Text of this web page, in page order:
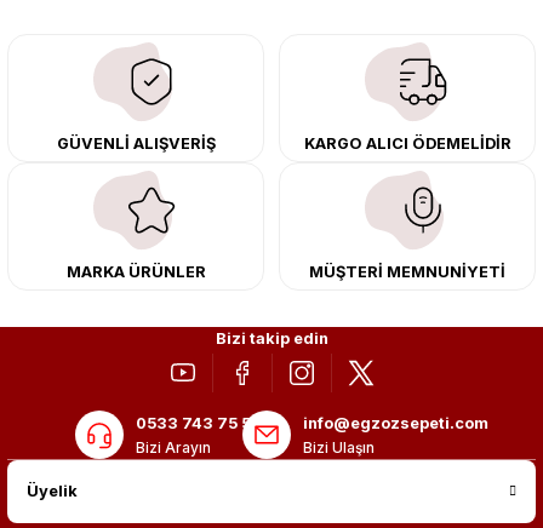
çıkma orijinal ürünler ile yenileyebilir, body kit uygulamalarıyla aracınızın
tasarımını ve aerodinamisini üst seviyeye taşıyabilirsiniz.
Tüm ürünlerimiz orijinal, dayanıklı ve uzun ömürlüdür. İstanbul’daki montaj
merkezimizde profesyonel montaj yapıyor, Türkiye’nin her yerine güvenli
kargo ile teslimat gerçekleştiriyoruz. Aracınıza değer katmak için doğru
adres: Egzoz Sepeti.
GÜVENLİ ALIŞVERİŞ KARGO ALICI ÖDEMELİDİR
MARKA ÜRÜNLER MÜŞTERİ MEMNUNİYETİ
Bizi takip edin
0533 743 75 56
Bizi Arayın
info@egzozsepeti.com
Bizi Ulaşın
Üyelik